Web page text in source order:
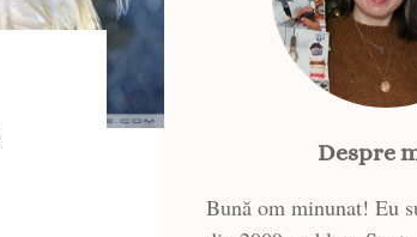
Despre
Bună om minunat! Eu